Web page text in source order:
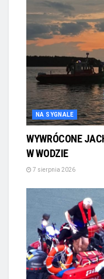
NA SYGNALE
WYWRÓCONE
W WODZIE
7 sierpnia 2026